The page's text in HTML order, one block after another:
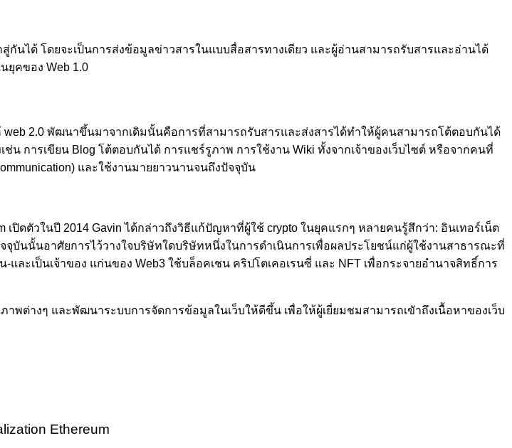
นได้ โดยจะเป็นการส่งข้อมูลข่าวสารในแบบสื่อสารทางเดียว และผู้อ่านสามารถรับสารและอ่านได้
ยุคของ Web 1.0
web 2.0 พัฒนาขึ้นมาจากเดิมนั้นคือการที่สามารถรับสารและส่งสารได้ทำให้ผู้คนสามารถโต้ตอบกันได้
น การเขียน Blog โต้ตอบกันได้ การแชร์รูภาพ การใช้งาน Wiki ทั้งจากเจ้าของเว็บไซต์ หรือจากคนที่
และใช้งานมายยาวนานจนถึงปัจจุบัน
ปิดตัวในปี 2014 Gavin ได้กล่าวถึงวิธีแก้ปัญหาที่ผู้ใช้ crypto ในยุคแรกๆ หลายคนรู้สึกว่า: อินเทอร์เน็ต
บันนั้นอาศัยการไว้วางใจบริษัทใดบริษัทหนึ่งในการดำเนินการเพื่อผลประโยชน์แก่ผู้ใช้งานสาธารณะที่
ละเป็นเจ้าของ แก่นของ Web3 ใช้บล็อคเชน คริปโตเคอเรนซี่ และ NFT เพื่อกระจายอำนาจสิทธิ์การ
ต่างๆ และพัฒนาระบบการจัดการข้อมูลในเว็บให้ดีขึ้น เพื่อให้ผู้เยี่ยมชมสามารถเขัาถึงเนื้อหาของเว็บ
Ethereum